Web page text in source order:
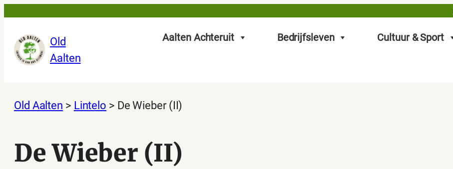
de
inhoud
Old
Aalten
Aalten Achteruit Bedrijfsleven Cultuur & Sport
Old Aalten > Lintelo > De Wieber (II)
De Wieber (II)